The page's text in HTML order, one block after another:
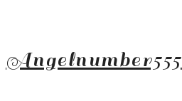
Angelnumber555